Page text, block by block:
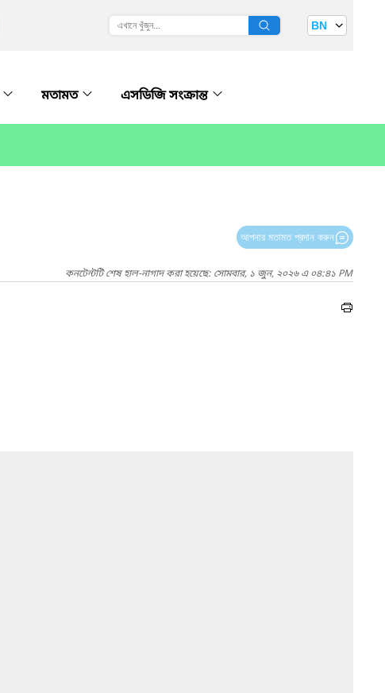
BN
মতামত এসডিজি সংক্রান্ত
আপনার মতামত প্রদান করুন
কনটেন্টটি শেষ হাল-নাগাদ করা হয়েছে: সোমবার, ১ জুন, ২০২৬ এ ০৪:৪১ PM